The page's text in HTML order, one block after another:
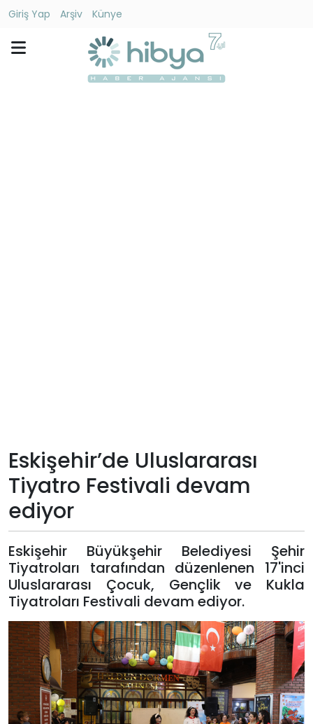
Giriş Yap Arşiv
Künye
Künye
Giriş
Yap
Eskişehir’de Uluslararası
Tiyatro Festivali devam
ediyor
Eskişehir Büyükşehir Belediyesi Şehir
Tiyatroları tarafından düzenlenen 17'inci
Uluslararası Çocuk, Gençlik ve Kukla
Tiyatroları Festivali devam ediyor.